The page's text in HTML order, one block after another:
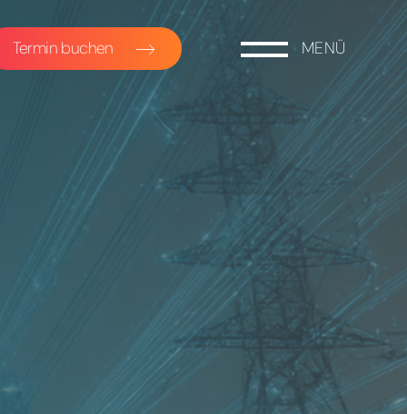
Termin buchen MENÜ